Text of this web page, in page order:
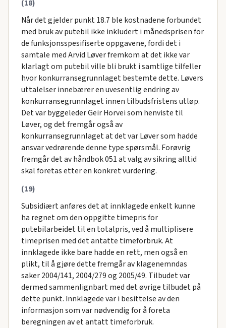
(18)
Når det gjelder punkt 18.7 ble kostnadene forbundet
med bruk av putebil ikke inkludert i månedsprisen for
de funksjonsspesifiserte oppgavene, fordi det i
samtale med Arvid Løver fremkom at det ikke var
klarlagt om putebil ville bli brukt i samtlige tilfeller
hvor konkurransegrunnlaget bestemte dette. Løvers
uttalelser innebærer en uvesentlig endring av
konkurransegrunnlaget innen tilbudsfristens utløp.
Det var byggeleder Geir Horvei som henviste til
Løver, og det fremgår også av
konkurransegrunnlaget at det var Løver som hadde
ansvar vedrørende denne type spørsmål. Forøvrig
fremgår det av håndbok 051 at valg av sikring alltid
skal foretas etter en konkret vurdering.
(19)
Subsidiært anføres det at innklagede enkelt kunne
ha regnet om den oppgitte timepris for
putebilarbeidet til en totalpris, ved å multiplisere
timeprisen med det antatte timeforbruk. At
innklagede ikke bare hadde en rett, men også en
plikt, til å gjøre dette fremgår av klagenemndas
saker 2004/141, 2004/279 og 2005/49. Tilbudet var
dermed sammenlignbart med det øvrige tilbudet på
dette punkt. Innklagede var i besittelse av den
informasjon som var nødvendig for å foreta
beregningen av et antatt timeforbruk.